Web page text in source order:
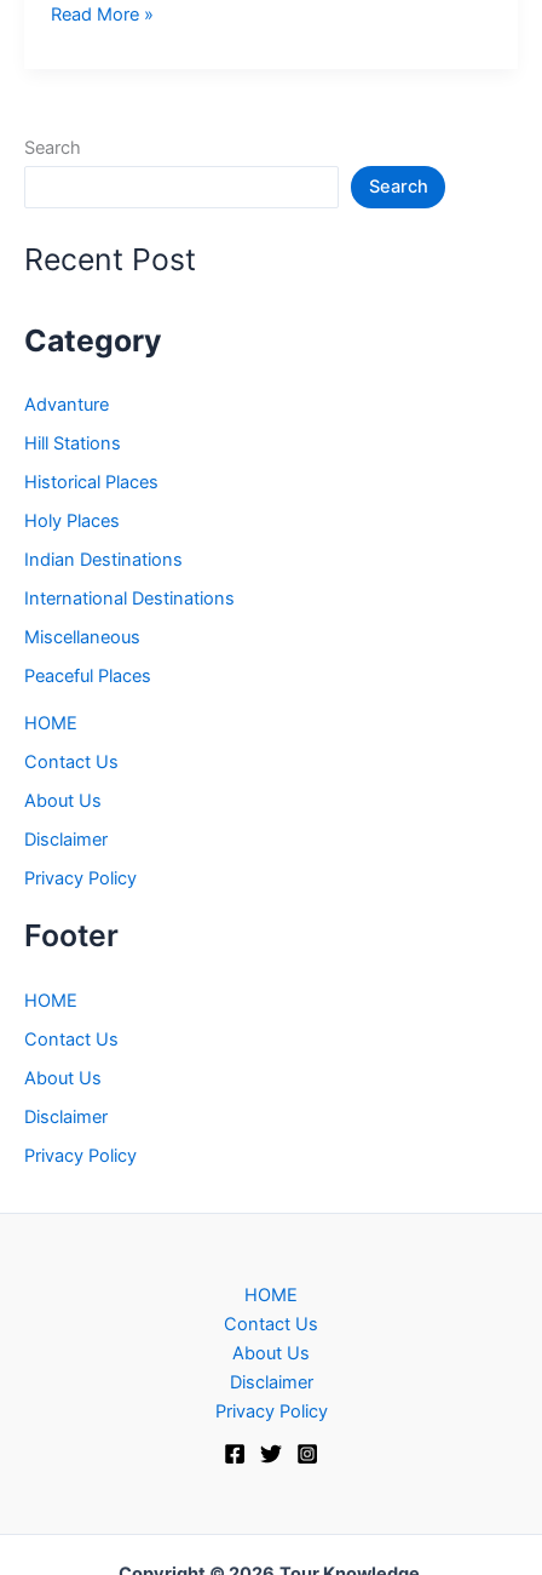
वैष्णो
जानकारी
Yatra
Read More »
Search
Search
Recent Post
Category
Advanture
Hill Stations
Historical Places
Holy Places
Indian Destinations
International Destinations
Miscellaneous
Peaceful Places
HOME
Contact Us
About Us
Disclaimer
Privacy Policy
Footer
HOME
Contact Us
About Us
Disclaimer
Privacy Policy
HOME
Contact Us
About Us
Disclaimer
Privacy Policy